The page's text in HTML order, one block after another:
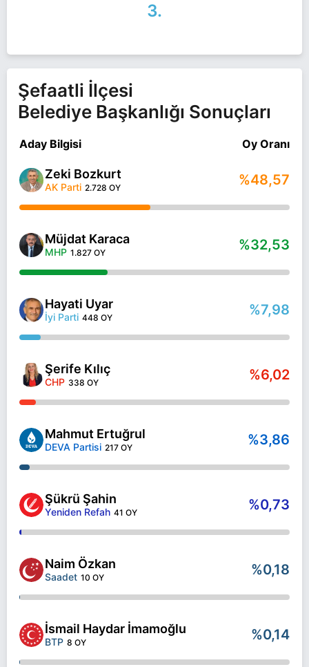
3.
Şefaatli İlçesi
Belediye Başkanlığı Sonuçları
Aday Bilgisi Oy Oranı
Zeki Bozkurt
AK Parti 2.728 OY %48,57
Müjdat Karaca
MHP 1.827 OY %32,53
Hayati Uyar
İyi Parti 448 OY %7,98
Şerife Kılıç
CHP 338 OY %6,02
Mahmut Ertuğrul
DEVA Partisi 217 OY %3,86
Şükrü Şahin
Yeniden Refah 41 OY %0,73
Naim Özkan
Saadet 10 OY %0,18
İsmail Haydar İmamoğlu
BTP 8 OY %0,14